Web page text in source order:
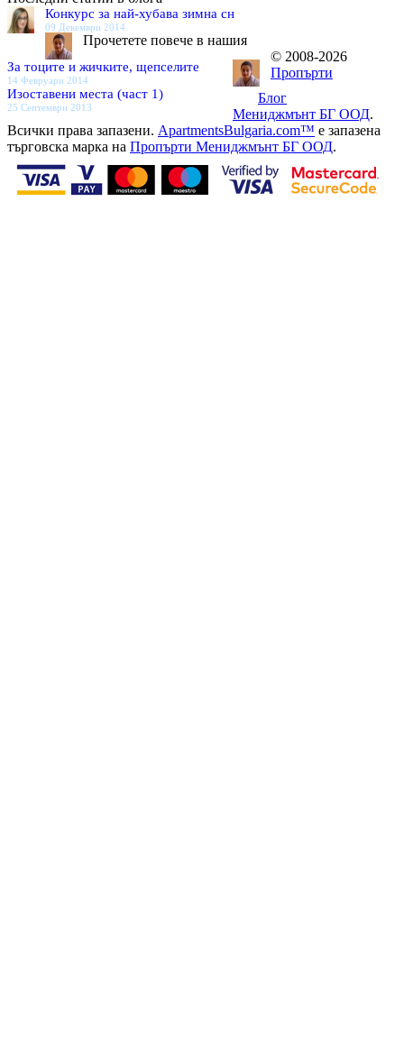
Конкурс за най-хубава зимна сн
09 Декември 2014
За тоците и жичките, щепселите
14 Февруари 2014
Изоставени места (част 1)
25 Септември 2013
Блог
Прочетете повече в нашия
© 2008-2026
Пропърти
Мениджмънт БГ ООД.
Всички права запазени. ApartmentsBulgaria.com™ е запазена
търговска марка на Пропърти Мениджмънт БГ ООД.